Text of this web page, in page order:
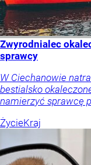
Zwyrodnialec
sprawcy
W Ciechanowie
bestialsko
namierzyć sprawcę
ŻycieKraj